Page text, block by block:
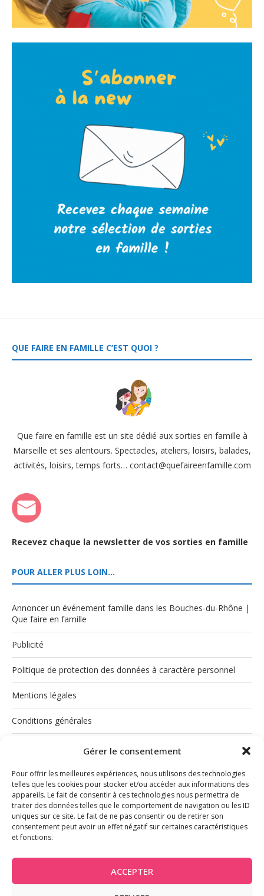
Gérer le consentement
Pour offrir les meilleures expériences, nous utilisons des technologies
telles que les cookies pour stocker et/ou accéder aux informations des
appareils. Le fait de consentir à ces technologies nous permettra de
traiter des données telles que le comportement de navigation ou les ID
uniques sur ce site. Le fait de ne pas consentir ou de retirer son
consentement peut avoir un effet négatif sur certaines caractéristiques
et fonctions.
ACCEPTER
QUE FAIRE EN FAMILLE C’EST QUOI ?
Que faire en famille est un site dédié aux sorties en famille à
Marseille et ses alentours. Spectacles, ateliers, loisirs, balades,
activités, loisirs, temps forts… contact@quefaireenfamille.com
Recevez chaque la newsletter de vos sorties en famille
POUR ALLER PLUS LOIN…
Annoncer un événement famille dans les Bouches-du-Rhône |
Que faire en famille
Publicité
Politique de protection des données à caractère personnel
Mentions légales
Conditions générales
Politique de cookies (UE)